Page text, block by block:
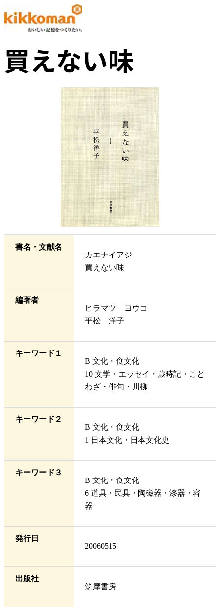
買えない味
書名・文献名
カエナイアジ
買えない味
編著者
ヒラマツ ヨウコ
平松 洋子
キーワード１
B 文化・食文化
10 文学・エッセイ・歳時記・こと
わざ・俳句・川柳
キーワード２
B 文化・食文化
1 日本文化・日本文化史
キーワード３
B 文化・食文化
6 道具・民具・陶磁器・漆器・容
器
発行日
20060515
出版社
筑摩書房